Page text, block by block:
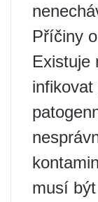
Příčiny
Existuje
infikovat
musí